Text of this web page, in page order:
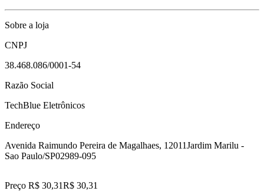
Sobre a loja
CNPJ
38.468.086/0001-54
Razão Social
TechBlue Eletrônicos
Endereço
Avenida Raimundo Pereira de Magalhaes, 12011Jardim Marilu -
Sao Paulo/SP02989-095
Preço R$ 30,31R$ 30,31